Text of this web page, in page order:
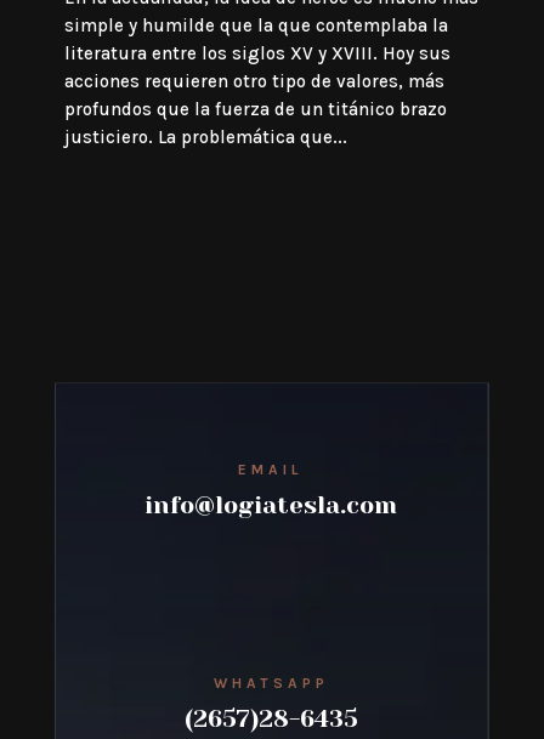
simple y humilde que la que contemplaba la
literatura entre los siglos XV y XVIII. Hoy sus
acciones requieren otro tipo de valores, más
profundos que la fuerza de un titánico brazo
justiciero. La problemática que...
EMAIL
info@logiatesla.com
WHATSAPP
(2657)28-6435